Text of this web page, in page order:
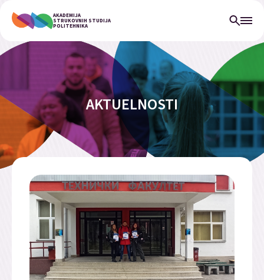
AKADEMIJA
STRUKOVNIH STUDIJA
POLITEHNIKA
AKTUELNOSTI